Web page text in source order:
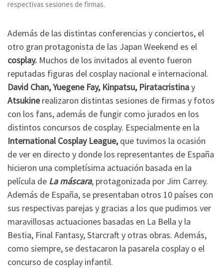
respectivas sesiones de firmas.
Además de las distintas conferencias y conciertos, el
otro gran protagonista de las Japan Weekend es el
cosplay. Muchos de los invitados al evento fueron
reputadas figuras del cosplay nacional e internacional.
David Chan, Yuegene Fay, Kinpatsu, Piratacristinay
Atsukinerealizaron distintas sesiones de firmas y fotos
con los fans, además de fungir como jurados en los
distintos concursos de cosplay. Especialmente en la
International Cosplay League,que tuvimos la ocasión
de ver en directo y donde los representantes de España
hicieron una completísima actuación basada en la
película de La máscara, protagonizada por Jim Carrey.
Además de España, se presentaban otros 10 países con
sus respectivas parejas y gracias a los que pudimos ver
maravillosas actuaciones basadas en La Bella y la
Bestia, Final Fantasy, Starcraft y otras obras. Además,
como siempre, se destacaron la pasarela cosplay o el
concurso de cosplay infantil.